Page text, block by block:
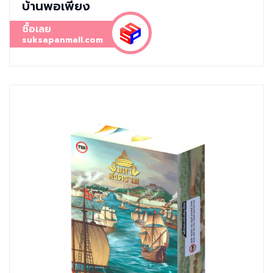
บ้านพอเพียง
ซื้อเลย
suksapanmall.com